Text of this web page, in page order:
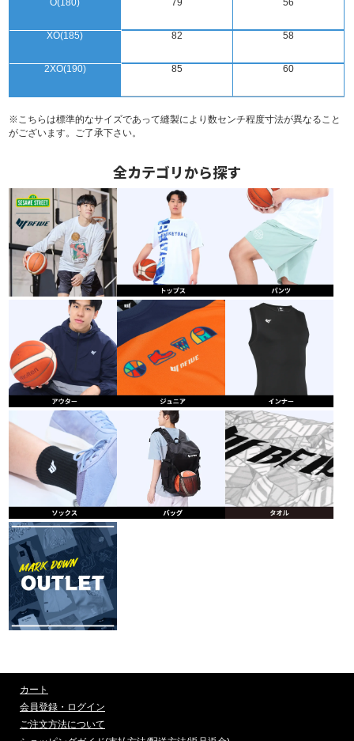
XO(185)
2XO(190)
82
85
58
60
※こちらは標準的なサイズであって縫製により数センチ程度寸法が異なること
がございます。ご了承下さい。
全カテゴリから探す
カート
会員登録・ログイン
ご注文方法について